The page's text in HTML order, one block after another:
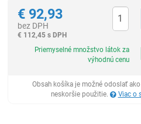
€ 92,93
bez DPH
€ 112,45 s DPH
Priemyselné množstvo látok za
výhodnú cenu
Obsah košíka je možné odoslať
neskoršie použitie.
Viac o